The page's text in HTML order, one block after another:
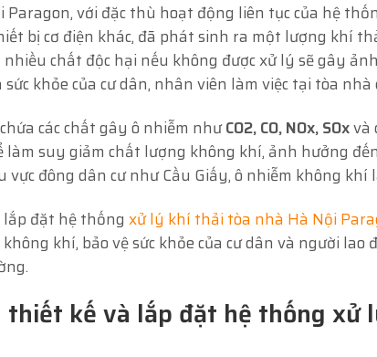
Paragon, với đặc thù hoạt động liên tục của hệ
bị cơ điện khác, đã phát sinh ra một lượng khí
chất độc hại nếu không được xử lý sẽ gây
khỏe của cư dân, nhân viên làm việc tại tòa
các chất gây ô nhiễm nhưCO2, CO, NOx, SOxvà
suy giảm chất lượng không khí, ảnh hưởng
vực đông dân cư như Cầu Giấy, ô nhiễm không
lắp đặt hệ thống xử lý khí thải tòa nhà Hà Nội
khí, bảo vệ sức khỏe của cư dân và người
kế và lắp đặt hệ thống xử